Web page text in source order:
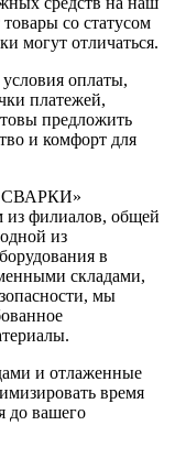
со статусом
могут отличаться.
оплаты,
платежей,
предложить
и комфорт для
СВАРКИ»
из филиалов, общей
из
в
складами,
мы
и отлаженные
время
до вашего